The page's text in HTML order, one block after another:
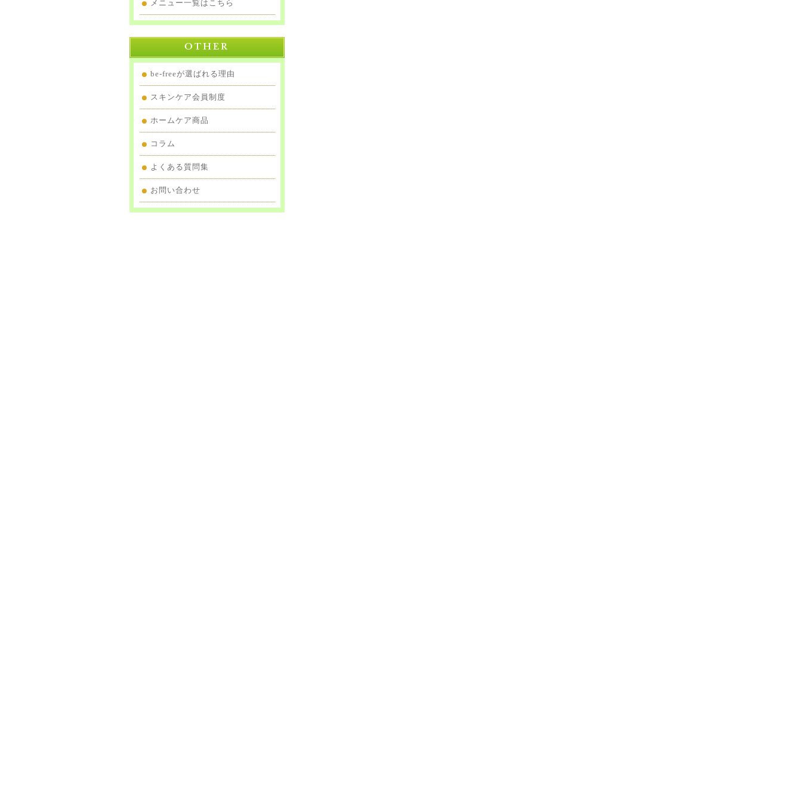
メニュー一覧はこちら
be-freeが選ばれる理由
スキンケア会員制度
ホームケア商品
コラム
よくある質問集
お問い合わせ